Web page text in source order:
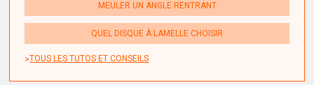
MEULER UN ANGLE RENTRANT
QUEL DISQUE À LAMELLE CHOISIR
TOUS LES TUTOS ET CONSEILS